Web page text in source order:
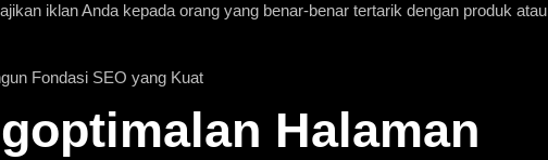
iklan Anda kepada orang yang benar-benar tertarik dengan produk atau
Fondasi SEO yang Kuat
Halaman